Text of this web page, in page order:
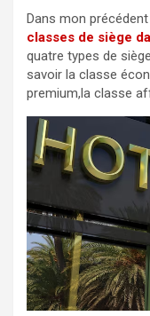
Dans mon
classes de siège
quatre types de
savoir la classe
premium,la classe